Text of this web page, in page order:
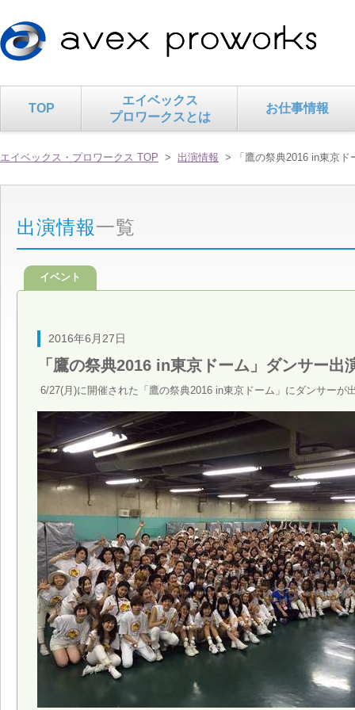
TOP
エイベックス
プロワークスとは
お仕事情報
エイベックス・プロワークス TOP > 出演情報 > 「鷹の祭典2016 in東京ド
出演情報一覧
イベント
2016年6月27日
「鷹の祭典2016 in東京ドーム」ダンサー出
6/27(月)に開催された「鷹の祭典2016 in東京ドーム」にダンサーが